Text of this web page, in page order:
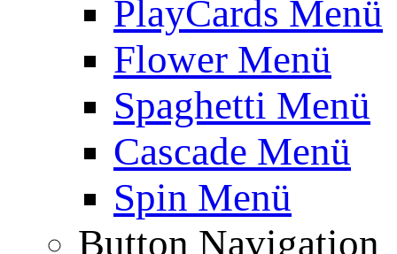
PlayCards Menü
Flower Menü
Spaghetti Menü
Cascade Menü
Spin Menü
Button Navigation